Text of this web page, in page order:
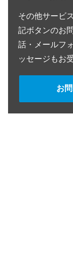
その他サービ
記ボタンのお
話・メールフ
ッセージもお
お